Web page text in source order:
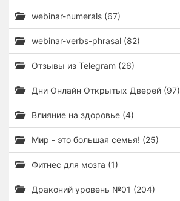
webinar-numerals (67)
webinar-verbs-phrasal (82)
Отзывы из Telegram (26)
Дни Онлайн Открытых Дверей (97)
Влияние на здоровье (4)
Мир - это большая семья! (25)
Фитнес для мозга (1)
Драконий уровень №01 (204)